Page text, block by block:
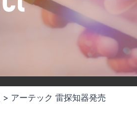
> アーテック 雷探知器発売